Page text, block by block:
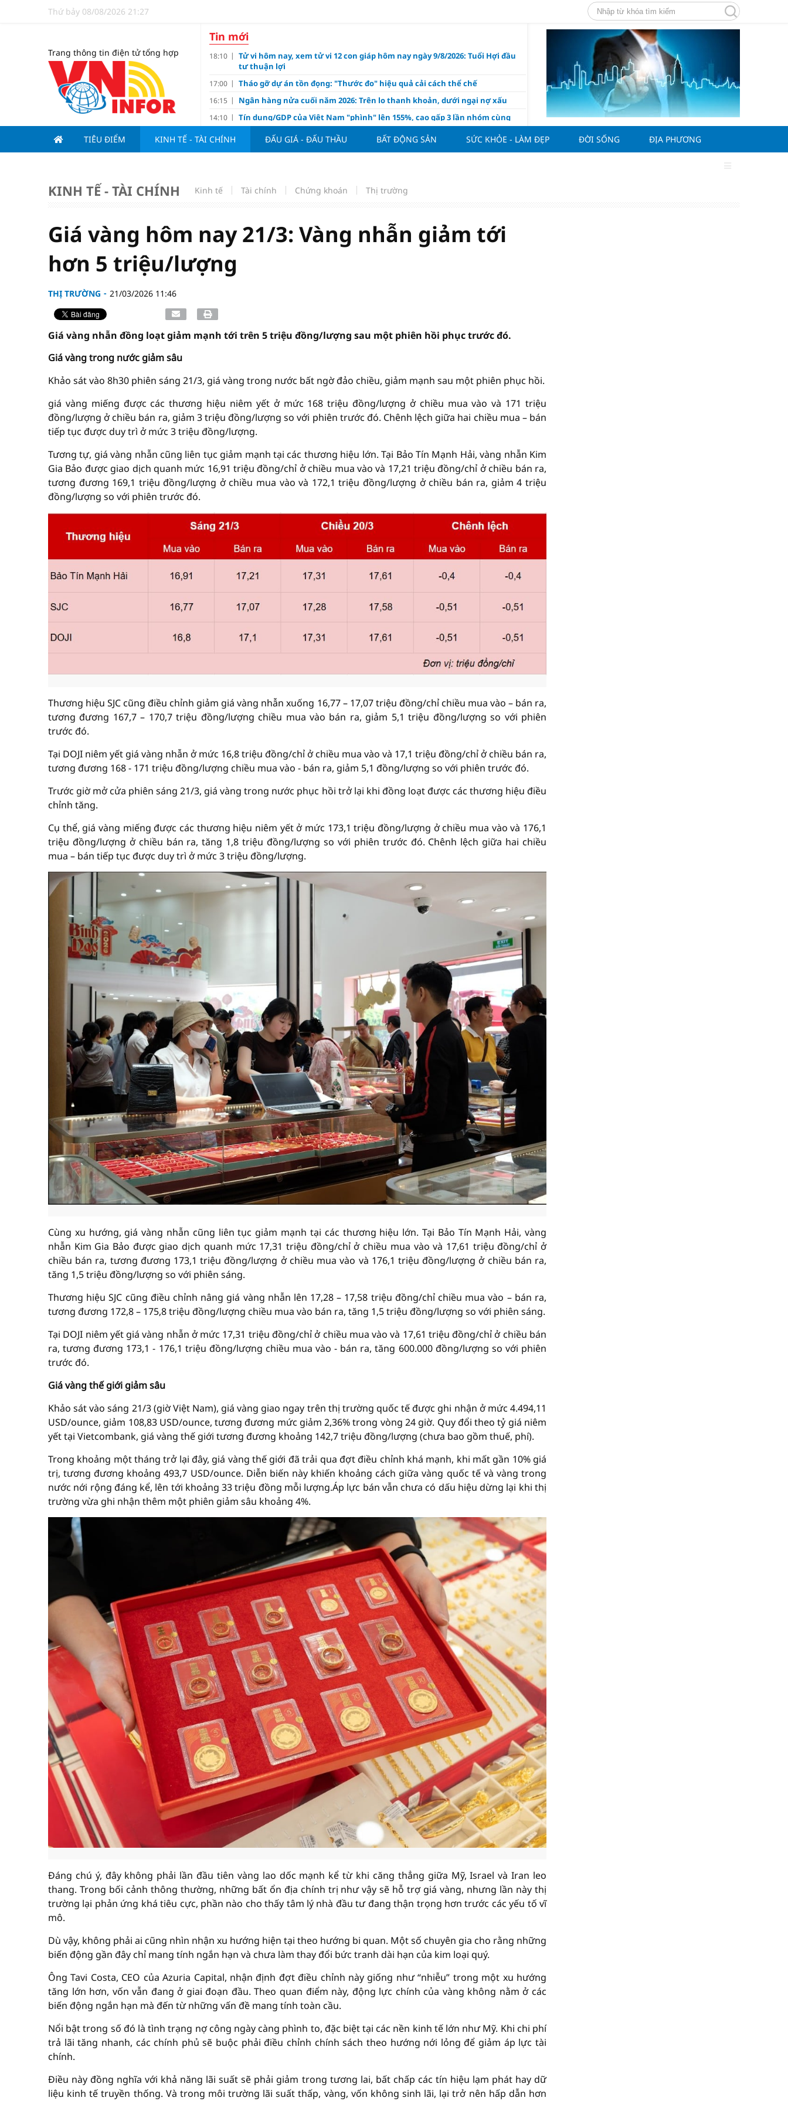
Thứ bảy 08/08/2026 21:27
Trang thông tin điện tử tổng hợp
Tin mới
18:10
Tử vi hôm nay, xem tử vi 12 con giáp hôm nay ngày 9/8/2026: Tuổi Hợi đầu
tư thuận lợi
17:00 Tháo gỡ dự án tồn đọng: "Thước đo" hiệu quả cải cách thể chế
16:15 Ngân hàng nửa cuối năm 2026: Trên lo thanh khoản, dưới ngại nợ xấu
14:10
Tín dụng/GDP của Việt Nam "phình" lên 155%, cao gấp 3 lần nhóm cùng
hạng
11:00 Đồng Tháp: Đấu giá 58.965 m² đất và nhà xưởng tại xã Tân Hồng
10:23 Giá vàng hôm nay 8/8: Vàng thế giới "nhảy vọt"
09:00 Các cổ phiếu IPO có được phân bổ dòng vốn mới từ nâng hạng thị trường?
Lợi ích của nước chanh gừng
07:00 Nới trần tiền gửi Kho bạc Nhà nước: Không chỉ 4 ngân hàng được lợi
TIÊU ĐIỂM KINH TẾ - TÀI CHÍNH ĐẤU GIÁ - ĐẤU THẦU BẤT ĐỘNG SẢN SỨC KHỎE - LÀM ĐẸP ĐỜI SỐNG ĐỊA PHƯƠNG
KINH TẾ - TÀI CHÍNH Kinh tế Tài chính Chứng khoán Thị trường
Giá vàng hôm nay 21/3: Vàng nhẫn giảm tới
hơn 5 triệu/lượng
THỊ TRƯỜNG 21/03/2026 11:46
Giá vàng nhẫn đồng loạt giảm mạnh tới trên 5 triệu đồng/lượng sau một phiên hồi phục trước đó.
Giá vàng trong nước giảm sâu
Khảo sát vào 8h30 phiên sáng 21/3, giá vàng trong nước bất ngờ đảo chiều, giảm mạnh sau một phiên phục hồi.
giá vàng miếng được các thương hiệu niêm yết ở mức 168 triệu đồng/lượng ở chiều mua vào và 171 triệu
đồng/lượng ở chiều bán ra, giảm 3 triệu đồng/lượng so với phiên trước đó. Chênh lệch giữa hai chiều mua – bán
tiếp tục được duy trì ở mức 3 triệu đồng/lượng.
Tương tự, giá vàng nhẫn cũng liên tục giảm mạnh tại các thương hiệu lớn. Tại Bảo Tín Mạnh Hải, vàng nhẫn Kim
Gia Bảo được giao dịch quanh mức 16,91 triệu đồng/chỉ ở chiều mua vào và 17,21 triệu đồng/chỉ ở chiều bán ra,
tương đương 169,1 triệu đồng/lượng ở chiều mua vào và 172,1 triệu đồng/lượng ở chiều bán ra, giảm 4 triệu
đồng/lượng so với phiên trước đó.
Thương hiệu SJC cũng điều chỉnh giảm giá vàng nhẫn xuống 16,77 – 17,07 triệu đồng/chỉ chiều mua vào – bán ra,
tương đương 167,7 – 170,7 triệu đồng/lượng chiều mua vào bán ra, giảm 5,1 triệu đồng/lượng so với phiên
trước đó.
Tại DOJI niêm yết giá vàng nhẫn ở mức 16,8 triệu đồng/chỉ ở chiều mua vào và 17,1 triệu đồng/chỉ ở chiều bán ra,
tương đương 168 - 171 triệu đồng/lượng chiều mua vào - bán ra, giảm 5,1 đồng/lượng so với phiên trước đó.
Trước giờ mở cửa phiên sáng 21/3, giá vàng trong nước phục hồi trở lại khi đồng loạt được các thương hiệu điều
chỉnh tăng.
Cụ thể, giá vàng miếng được các thương hiệu niêm yết ở mức 173,1 triệu đồng/lượng ở chiều mua vào và 176,1
triệu đồng/lượng ở chiều bán ra, tăng 1,8 triệu đồng/lượng so với phiên trước đó. Chênh lệch giữa hai chiều
mua – bán tiếp tục được duy trì ở mức 3 triệu đồng/lượng.
Cùng xu hướng, giá vàng nhẫn cũng liên tục giảm mạnh tại các thương hiệu lớn. Tại Bảo Tín Mạnh Hải, vàng
nhẫn Kim Gia Bảo được giao dịch quanh mức 17,31 triệu đồng/chỉ ở chiều mua vào và 17,61 triệu đồng/chỉ ở
chiều bán ra, tương đương 173,1 triệu đồng/lượng ở chiều mua vào và 176,1 triệu đồng/lượng ở chiều bán ra,
tăng 1,5 triệu đồng/lượng so với phiên sáng.
Thương hiệu SJC cũng điều chỉnh nâng giá vàng nhẫn lên 17,28 – 17,58 triệu đồng/chỉ chiều mua vào – bán ra,
tương đương 172,8 – 175,8 triệu đồng/lượng chiều mua vào bán ra, tăng 1,5 triệu đồng/lượng so với phiên sáng.
Tại DOJI niêm yết giá vàng nhẫn ở mức 17,31 triệu đồng/chỉ ở chiều mua vào và 17,61 triệu đồng/chỉ ở chiều bán
ra, tương đương 173,1 - 176,1 triệu đồng/lượng chiều mua vào - bán ra, tăng 600.000 đồng/lượng so với phiên
trước đó.
Giá vàng thế giới giảm sâu
Khảo sát vào sáng 21/3 (giờ Việt Nam), giá vàng giao ngay trên thị trường quốc tế được ghi nhận ở mức 4.494,11
USD/ounce, giảm 108,83 USD/ounce, tương đương mức giảm 2,36% trong vòng 24 giờ. Quy đổi theo tỷ giá niêm
yết tại Vietcombank, giá vàng thế giới tương đương khoảng 142,7 triệu đồng/lượng (chưa bao gồm thuế, phí).
Trong khoảng một tháng trở lại đây, giá vàng thế giới đã trải qua đợt điều chỉnh khá mạnh, khi mất gần 10% giá
trị, tương đương khoảng 493,7 USD/ounce. Diễn biến này khiến khoảng cách giữa vàng quốc tế và vàng trong
nước nới rộng đáng kể, lên tới khoảng 33 triệu đồng mỗi lượng.Áp lực bán vẫn chưa có dấu hiệu dừng lại khi thị
trường vừa ghi nhận thêm một phiên giảm sâu khoảng 4%.
Đáng chú ý, đây không phải lần đầu tiên vàng lao dốc mạnh kể từ khi căng thẳng giữa Mỹ, Israel và Iran leo
thang. Trong bối cảnh thông thường, những bất ổn địa chính trị như vậy sẽ hỗ trợ giá vàng, nhưng lần này thị
trường lại phản ứng khá tiêu cực, phần nào cho thấy tâm lý nhà đầu tư đang thận trọng hơn trước các yếu tố vĩ
mô.
Dù vậy, không phải ai cũng nhìn nhận xu hướng hiện tại theo hướng bi quan. Một số chuyên gia cho rằng những
biến động gần đây chỉ mang tính ngắn hạn và chưa làm thay đổi bức tranh dài hạn của kim loại quý.
Ông Tavi Costa, CEO của Azuria Capital, nhận định đợt điều chỉnh này giống như “nhiễu” trong một xu hướng
tăng lớn hơn, vốn vẫn đang ở giai đoạn đầu. Theo quan điểm này, động lực chính của vàng không nằm ở các
biến động ngắn hạn mà đến từ những vấn đề mang tính toàn cầu.
Nổi bật trong số đó là tình trạng nợ công ngày càng phình to, đặc biệt tại các nền kinh tế lớn như Mỹ. Khi chi phí
trả lãi tăng nhanh, các chính phủ sẽ buộc phải điều chỉnh chính sách theo hướng nới lỏng để giảm áp lực tài
chính.
Điều này đồng nghĩa với khả năng lãi suất sẽ phải giảm trong tương lai, bất chấp các tín hiệu lạm phát hay dữ
liệu kinh tế truyền thống. Và trong môi trường lãi suất thấp, vàng, vốn không sinh lãi, lại trở nên hấp dẫn hơn